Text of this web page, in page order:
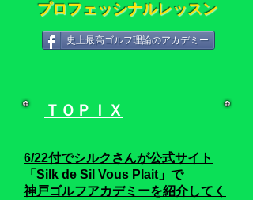
プロフェッシナルレッスン
史上最高ゴルフ理論のアカデミー
ＴＯＰＩＸ
6/22付でシルクさんが公式サイト
「Silk de Sil Vous Plait」 で
神戸ゴルフアカデミーを紹介してく